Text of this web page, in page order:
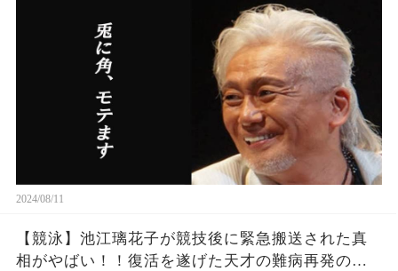
2024/08/11
【競泳】池江璃花子が競技後に緊急搬送された真
相がやばい！！復活を遂げた天才の難病再発の可